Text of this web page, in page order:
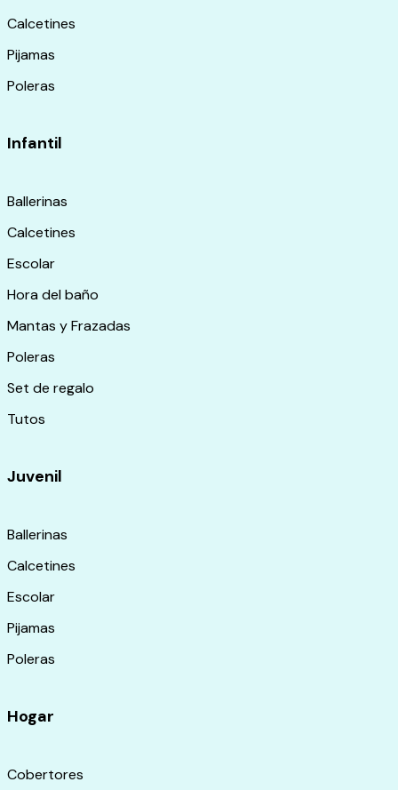
Calcetines
Pijamas
Poleras
Infantil
Ballerinas
Calcetines
Escolar
Hora del baño
Mantas y Frazadas
Poleras
Set de regalo
Tutos
Juvenil
Ballerinas
Calcetines
Escolar
Pijamas
Poleras
Hogar
Cobertores